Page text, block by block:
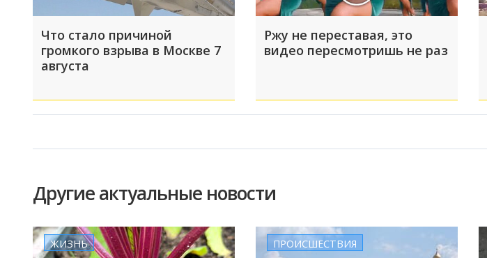
Что стало причиной
громкого взрыва в Москве 7
августа
Ржу не переставая, это
видео пересмотришь не раз
Другие актуальные новости
ЖИЗНЬ ПРОИСШЕСТВИЯ